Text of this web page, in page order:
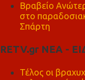
Βραβείο
στο
Σπάρτη
RETV.gr ΝΕΑ -
Τέλος οι